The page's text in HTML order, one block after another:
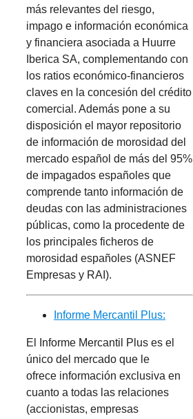
más relevantes del riesgo,
impago e información económica
y financiera asociada a Huurre
Iberica SA, complementando con
los ratios económico-financieros
claves en la concesión del crédito
comercial. Además pone a su
disposición el mayor repositorio
de información de morosidad del
mercado español de más del 95%
de impagados españoles que
comprende tanto información de
deudas con las administraciones
públicas, como la procedente de
los principales ficheros de
morosidad españoles (ASNEF
Empresas y RAI).
Informe Mercantil Plus:
El Informe Mercantil Plus es el
único del mercado que le
ofrece información exclusiva en
cuanto a todas las relaciones
(accionistas, empresas